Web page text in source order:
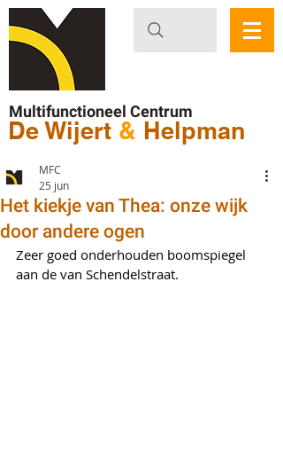
Multifunctioneel Centrum
De Wijert & Helpman
Het kiekje van Thea: onze wijk
door andere ogen
MFC
25 jun
Zeer goed onderhouden boomspiegel
aan de van Schendelstraat.